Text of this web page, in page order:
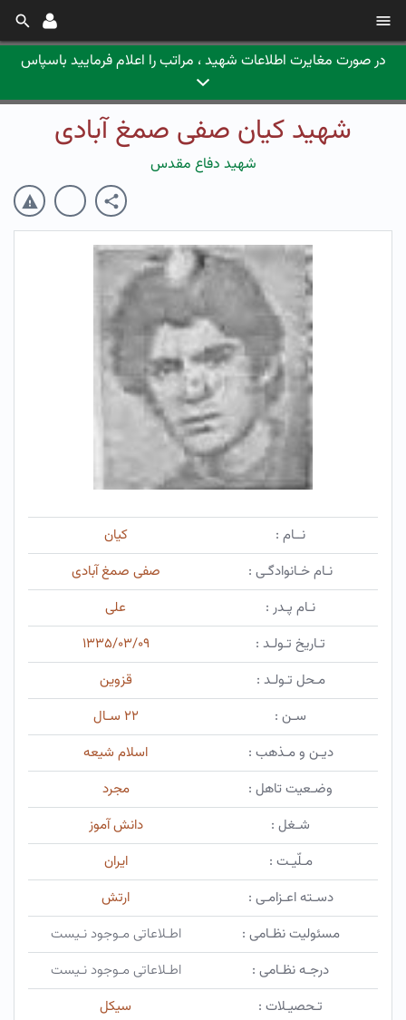
در صورت مغایرت اطلاعات شهید ، مراتب را اعلام فرمایید باسپاس
شهید کیان صفی صمغ آبادی
شهید دفاع مقدس
نــام :
کیان
نـام خـانوادگـی :
صفی صمغ آبادی
نـام پـدر :
علی
تـاریخ تـولـد :
۱۳۳۵/۰۳/۰۹
مـحل تـولـد :
قزوین
سـن :
۲۲ سـال
دیـن و مـذهب :
اسلام شیعه
وضـعیت تاهل :
مجرد
شـغل :
دانش آموز
مـلّیـت :
ایران
دسـته اعـزامـی :
ارتش
مسئولیت نظـامی :
اطـلاعاتی مـوجود نـیست
درجـه نظـامی :
اطـلاعاتی مـوجود نـیست
تـحصیـلات :
سیکل